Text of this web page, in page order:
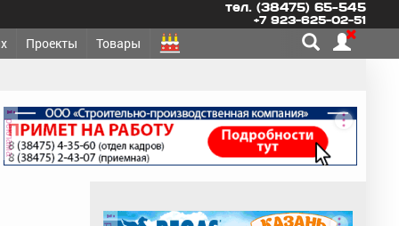
тел. (38475) 65-545
+7 923-625-02-51
Проекты Товары
реклама